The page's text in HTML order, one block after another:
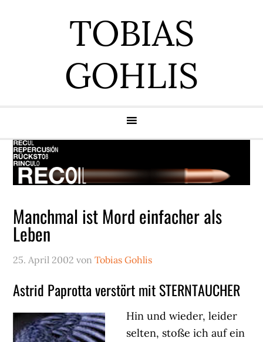
TOBIAS
GOHLIS
Manchmal ist Mord einfacher als
Leben
25. April 2002 vonTobias Gohlis
Astrid Paprotta verstört mit STERNTAUCHER
Hin und wieder, leider
selten, stoße ich auf ein